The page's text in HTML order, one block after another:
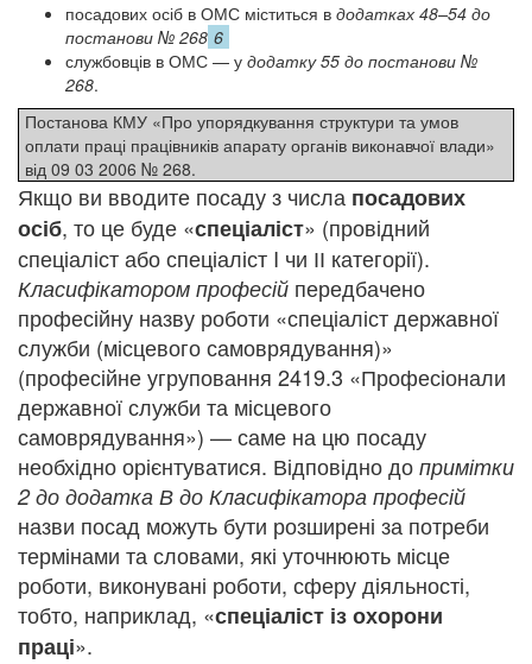
посадових осіб в ОМС міститься в додатках 48–54 до
постанови № 268 6
службовців в ОМС — у додатку 55 до постанови №
268.
Постанова КМУ «Про упорядкування структури та умов
оплати праці працівників апарату органів виконавчої влади»
від 09 03 2006 № 268.
Якщо ви вводите посаду з числа посадових
осіб, то це буде «спеціаліст» (провідний
спеціаліст або спеціаліст I чи ІІ категорії).
Класифікатором професій передбачено
професійну назву роботи «спеціаліст державної
служби (місцевого самоврядування)»
(професійне угруповання 2419.3 «Професіонали
державної служби та місцевого
самоврядування») — саме на цю посаду
необхідно орієнтуватися. Відповідно до примітки
2 до додатка В до Класифікатора професій
назви посад можуть бути розширені за потреби
термінами та словами, які уточнюють місце
роботи, виконувані роботи, сферу діяльності,
тобто, наприклад, «спеціаліст із охорони
праці».